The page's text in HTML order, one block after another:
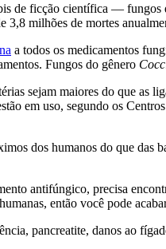
de ficção científica — fungos
3,8 milhões de mortes
a todos os medicamentos
Fungos do gênero
sejam maiores do que as
em uso, segundo os
dos humanos do que
antifúngico, precisa
então você pode
pancreatite, danos ao